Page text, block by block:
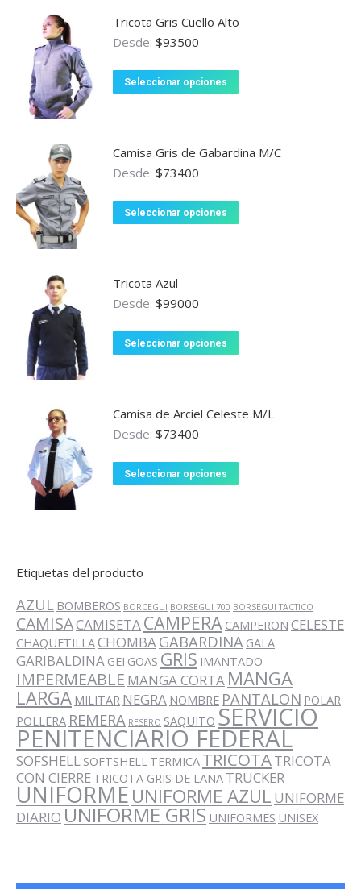
en
variantes.
opciones
se
en
Tricota Gris Cuello Alto
Desde: $93500
Seleccionar opciones
variantes.
opciones
se
Camisa Gris de Gabardina M/C
Desde: $73400
Seleccionar opciones
opciones
se
en
Tricota Azul
Desde: $99000
Seleccionar opciones
variantes.
opciones
se
de
producto
Camisa de Arciel Celeste M/L
Desde: $73400
Seleccionar opciones
se
pueden
elegir
en
la
página
de
producto
Etiquetas del producto
AZUL BOMBEROS BORCEGUI BORSEGUI 700 BORSEGUI TACTICO
CAMISACAMISETACAMPERA CAMPERON CELESTE
CHAQUETILLACHOMBAGABARDINA GALA
GARIBALDINA GEI GOAS GRIS IMANTADO
IMPERMEABLE MANGA CORTA MANGA
LARGA MILITAR NEGRA NOMBRE PANTALON POLAR
POLLERA REMERA RESERO SAQUITO SERVICIO
PENITENCIARIO FEDERAL
SOFSHELL SOFTSHELL TERMICA TRICOTATRICOTA
CON CIERRE TRICOTA GRIS DE LANA TRUCKER
UNIFORMEUNIFORME AZUL UNIFORME
DIARIOUNIFORME GRIS UNIFORMES UNISEX